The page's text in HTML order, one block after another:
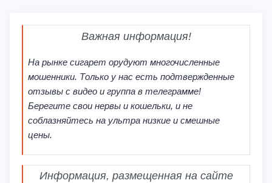
Важная информация!
На рынке сигарет орудуют многочисленные
мошенники. Только у нас есть подтвержденные
отзывы с видео и группа в телеграмме!
Берегите свои нервы и кошельки, и не
соблазняйтесь на ультра низкие и смешные
цены.
Информация, размещенная на сайте